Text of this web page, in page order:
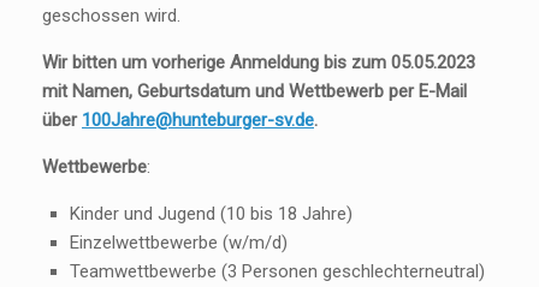
geschossen wird.
Wir bitten um vorherige Anmeldung bis zum 05.05.2023
mit Namen, Geburtsdatum und Wettbewerb per E-Mail
über 100Jahre@hunteburger-sv.de.
Wettbewerbe:
Kinder und Jugend (10 bis 18 Jahre)
Einzelwettbewerbe (w/m/d)
Teamwettbewerbe (3 Personen geschlechterneutral)